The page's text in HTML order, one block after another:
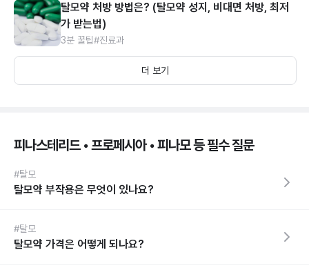
탈모약 처방 방법은? (탈모약 성지, 비대면 처방, 최저
가 받는법)
3분 꿀팁#진료과
더 보기
피나스테리드 • 프로페시아 • 피나모 등 필수 질문
#탈모
탈모약 부작용은 무엇이 있나요?
#탈모
탈모약 가격은 어떻게 되나요?